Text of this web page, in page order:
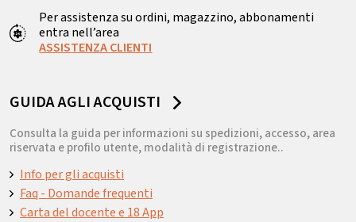
Per assistenza su ordini, magazzino, abbonamenti
entra nell’area
ASSISTENZA CLIENTI
GUIDA AGLI ACQUISTI
Consulta la guida per informazioni su spedizioni, accesso, area
riservata e profilo utente, modalità di registrazione..
Info per gli acquisti
Faq - Domande frequenti
Carta del docente e 18 App